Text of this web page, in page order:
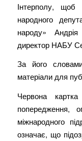
Інтерполу, щоб
народного
народу»
директор НАБУ
За його
матеріали для
Червона
попередження,
міжнародного
означає, що